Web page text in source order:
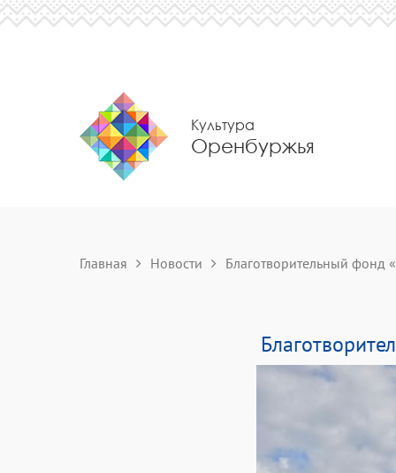
Культура
Оренбуржья
Главная Новости Благотворительный фонд